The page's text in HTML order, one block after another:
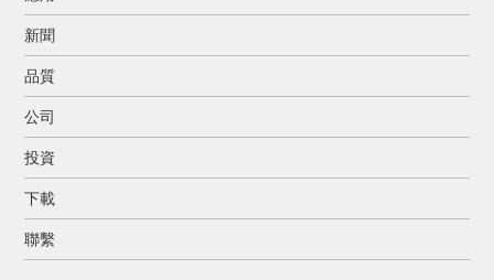
新聞
品質
公司
投資
下載
聯繫